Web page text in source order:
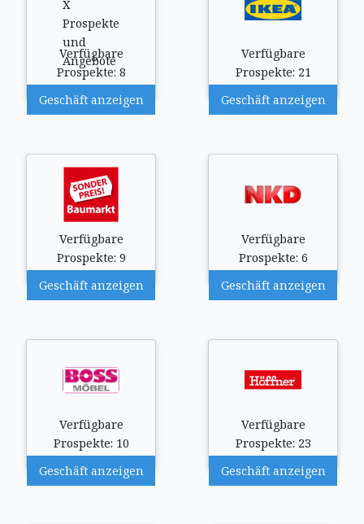
Verfügbare
Prospekte: 8
Geschäft anzeigen
Verfügbare
Prospekte: 21
Geschäft anzeigen
Verfügbare
Prospekte: 9
Geschäft anzeigen
Verfügbare
Prospekte: 6
Geschäft anzeigen
Verfügbare
Prospekte: 10
Geschäft anzeigen
Verfügbare
Prospekte: 23
Geschäft anzeigen